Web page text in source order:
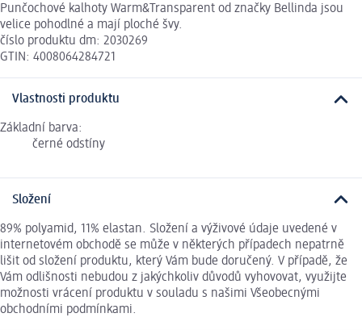
Punčochové kalhoty Warm&Transparent od značky Bellinda jsou
velice pohodlné a mají ploché švy.
číslo produktu dm: 2030269
GTIN: 4008064284721
Vlastnosti produktu
Základní barva:
černé odstíny
Složení
89% polyamid, 11% elastan. Složení a výživové údaje uvedené v
internetovém obchodě se může v některých případech nepatrně
lišit od složení produktu, který Vám bude doručený. V případě, že
Vám odlišnosti nebudou z jakýchkoliv důvodů vyhovovat, využijte
možnosti vrácení produktu v souladu s našimi Všeobecnými
obchodními podmínkami.